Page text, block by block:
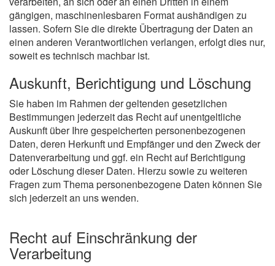
gängigen, maschinenlesbaren Format aushändigen zu
lassen. Sofern Sie die direkte Übertragung der Daten an
einen anderen Verantwortlichen verlangen, erfolgt dies nur,
soweit es technisch machbar ist.
Auskunft, Berichtigung und Löschung
Sie haben im Rahmen der geltenden gesetzlichen
Bestimmungen jederzeit das Recht auf unentgeltliche
Auskunft über Ihre gespeicherten personenbezogenen
Daten, deren Herkunft und Empfänger und den Zweck der
Datenverarbeitung und ggf. ein Recht auf Berichtigung
oder Löschung dieser Daten. Hierzu sowie zu weiteren
Fragen zum Thema personenbezogene Daten können Sie
sich jederzeit an uns wenden.
Recht auf Einschränkung der
Verarbeitung